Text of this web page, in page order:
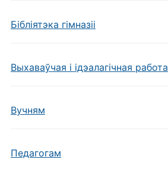
Бібліятэка гімназіі
Выхаваўчая і ідэалагічная работа
Вучням
Педагогам